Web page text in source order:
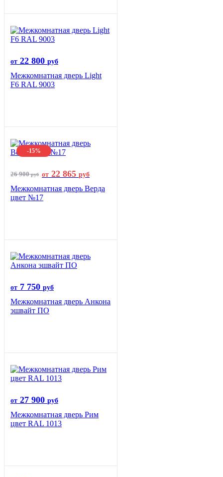
от 22 800 руб
Межкомнатная дверь Light
F6 RAL 9003
-15%
26 900руб от 22 865 руб
Межкомнатная дверь Верда
цвет №17
от 7 750 руб
Межкомнатная дверь Анкона
эшвайт ПО
от 27 900 руб
Межкомнатная дверь Рим
цвет RAL 1013